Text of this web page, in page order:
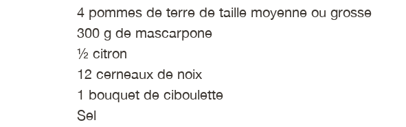
4 pommes de terre de taille moyenne ou grosse
300 g de mascarpone
½ citron
12 cerneaux de noix
1 bouquet de ciboulette
Sel